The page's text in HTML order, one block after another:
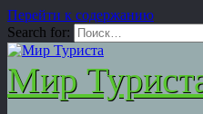
Перейти к содержанию
Search for:
Мир